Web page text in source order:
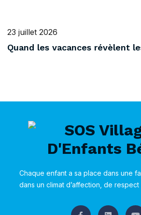
23 juillet 2026
Quand les vacances révèlent
Chaque enfant a sa place dans une
dans un climat d’affection, de